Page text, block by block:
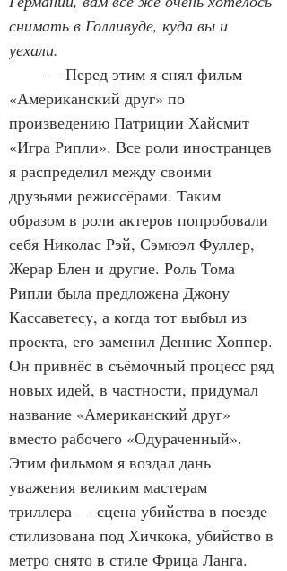
снимать в Голливуде, куда вы и
уехали.
«Американский друг» по
произведению Патриции Хайсмит
«Игра Рипли». Все роли иностранцев
я распределил между своими
друзьями режиссёрами. Таким
образом в роли актеров попробовали
себя Николас Рэй, Сэмюэл Фуллер,
Жерар Блен и другие. Роль Тома
Рипли была предложена Джону
Кассаветесу, а когда тот выбыл из
проекта, его заменил Деннис Хоппер.
Он привнёс в съёмочный процесс ряд
новых идей, в частности, придумал
название «Американский друг»
вместо рабочего «Одураченный».
Этим фильмом я воздал дань
уважения великим мастерам
триллера — сцена убийства в поезде
стилизована под Хичкока, убийство в
метро снято в стиле Фрица Ланга.